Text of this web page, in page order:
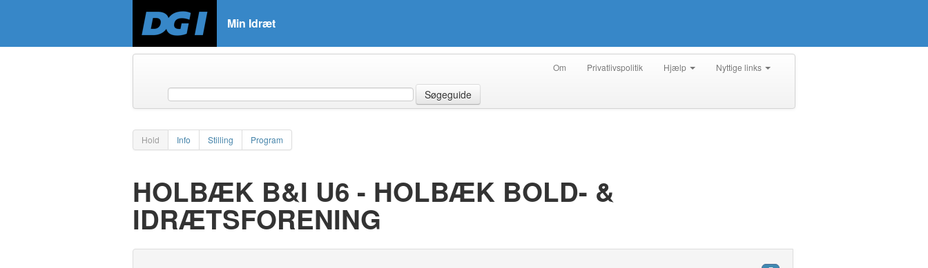
Min Idræt
Om Privatlivspolitik Hjælp Nyttige links
Søgeguide
Hold Info Stilling Program
HOLBÆK B&I U6 - HOLBÆK BOLD- &
IDRÆTSFORENING